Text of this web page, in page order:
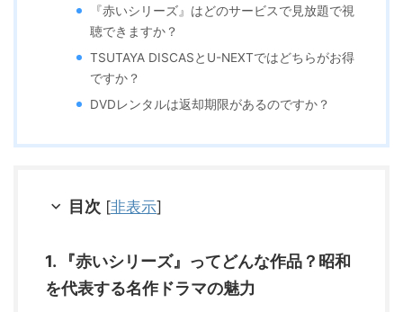
『赤いシリーズ』はどのサービスで見放題で視
聴できますか？
TSUTAYA DISCASとU-NEXTではどちらがお得
ですか？
DVDレンタルは返却期限があるのですか？
目次 [非表示]
1. 『赤いシリーズ』ってどんな作品？昭和
を代表する名作ドラマの魅力